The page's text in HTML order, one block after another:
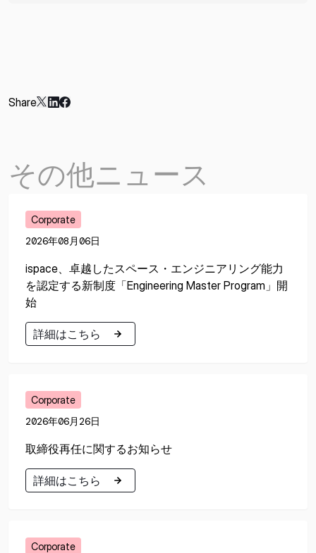
Share
その他ニュース
Corporate
2026年08月06日
ispace、卓越したスペース・エンジニアリング能力
を認定する新制度「Engineering Master Program」開
始
詳細はこちら
Corporate
2026年06月26日
取締役再任に関するお知らせ
詳細はこちら
Corporate